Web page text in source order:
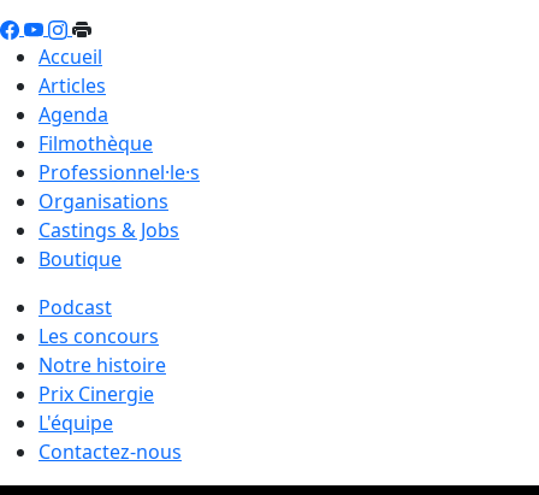
Accueil
Articles
Agenda
Filmothèque
Professionnel·le·s
Organisations
Castings & Jobs
Boutique
Podcast
Les concours
Notre histoire
Prix Cinergie
L'équipe
Contactez-nous